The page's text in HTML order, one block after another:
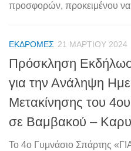
προσφορών, προκειμένου να
ΕΚΔΡΟΜΈΣ 21 ΜΑΡΤΊΟΥ 2024
Πρόσκληση
για την Ανάληψη
Μετακίνησης του
σε Βαμβακού –
Το 4ο Γυμνάσιο Σπάρτης